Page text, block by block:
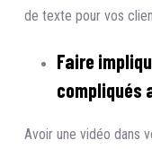
de texte pour vos
Faire
compliqués
Avoir une vidéo dans